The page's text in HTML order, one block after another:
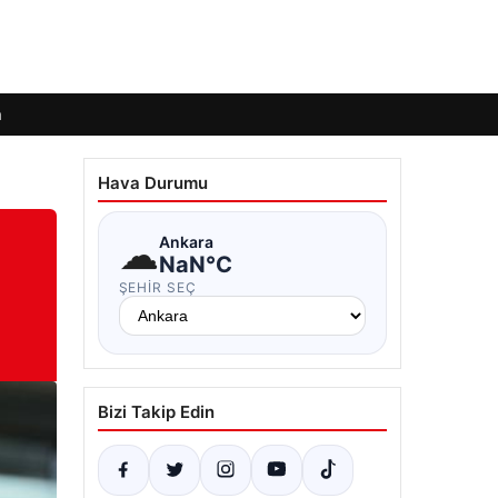
Hava Durumu
☁Ankara
NaN°C
ŞEHIR SEÇ
Bizi Takip Edin